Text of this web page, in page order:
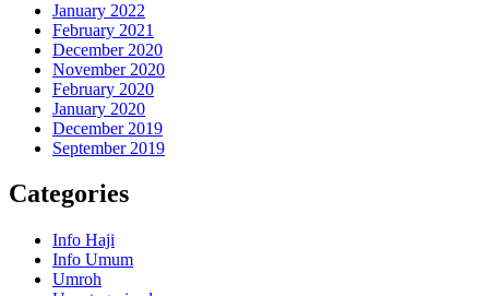
January 2022
February 2021
December 2020
November 2020
February 2020
January 2020
December 2019
September 2019
Categories
Info Haji
Info Umum
Umroh